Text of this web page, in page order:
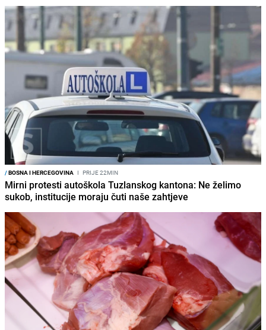
/BOSNA I HERCEGOVINA I PRIJE 22MIN
Mirni protesti autoškola Tuzlanskog kantona: Ne želimo
sukob, institucije moraju čuti naše zahtjeve